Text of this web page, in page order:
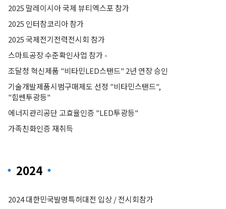
2025 말레이시아 국제 뷰티엑스포 참가
2025 인터참코리아 참가
2025 국제전기전력전시회 참가
스마트공장 수준확인사업 참가 -
조달청 혁신제품 "비타민LED스탠드" 2년 연장 승인
기술개발제품시범구매제도 선정 "비타민스탠드",
"힘쎈투광등"
에너지관리공단 고효율인증 "LED투광등"
가족친화인증 재취득
2024
2024 대한민국발명특허대전 입상 / 전시회참가